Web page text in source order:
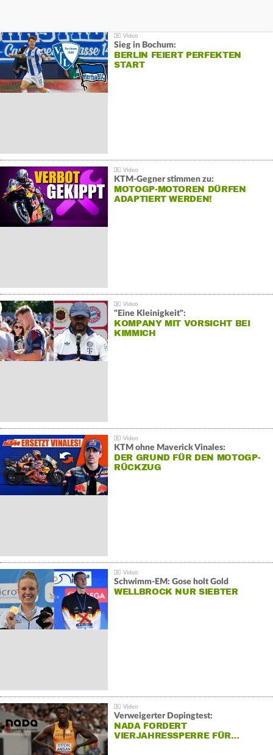
Sieg in Bochum:
BERLIN FEIERT PERFEKTEN
START
KTM-Gegner stimmen zu:
MOTOGP-MOTOREN DÜRFEN
ADAPTIERT WERDEN!
"Eine Kleinigkeit":
KOMPANY MIT VORSICHT BEI
KIMMICH
KTM ohne Maverick Vinales:
DER GRUND FÜR DEN MOTOGP-
RÜCKZUG
Schwimm-EM: Gose holt Gold
WELLBROCK NUR SIEBTER
Verweigerter Dopingtest:
NADA FORDERT
VIERJAHRESSPERRE FÜR…